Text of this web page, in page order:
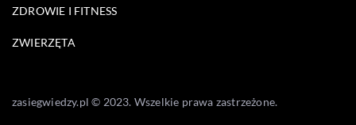
ZDROWIE I FITNESS
ZWIERZĘTA
zasiegwiedzy.pl © 2023. Wszelkie prawa zastrzeżone.